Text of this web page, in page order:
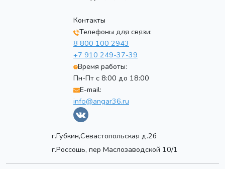
Контакты
Телефоны для связи:
8 800 100 2943
+7 910 249-37-39
Время работы:
Пн-Пт с 8:00 до 18:00
E-mail:
info@angar36.ru
г.Губкин,Севастопольская д.2б
г.Россошь, пер Маслозаводской 10/1